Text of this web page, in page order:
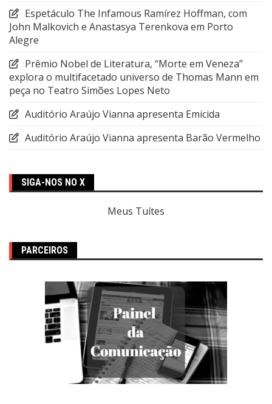
Espetáculo The Infamous Ramírez Hoffman, com
John Malkovich e Anastasya Terenkova em Porto
Alegre
Prêmio Nobel de Literatura, “Morte em Veneza”
explora o multifacetado universo de Thomas Mann em
peça no Teatro Simões Lopes Neto
Auditório Araújo Vianna apresenta Emicida
Auditório Araújo Vianna apresenta Barão Vermelho
SIGA-NOS NO X
Meus Tuítes
PARCEIROS